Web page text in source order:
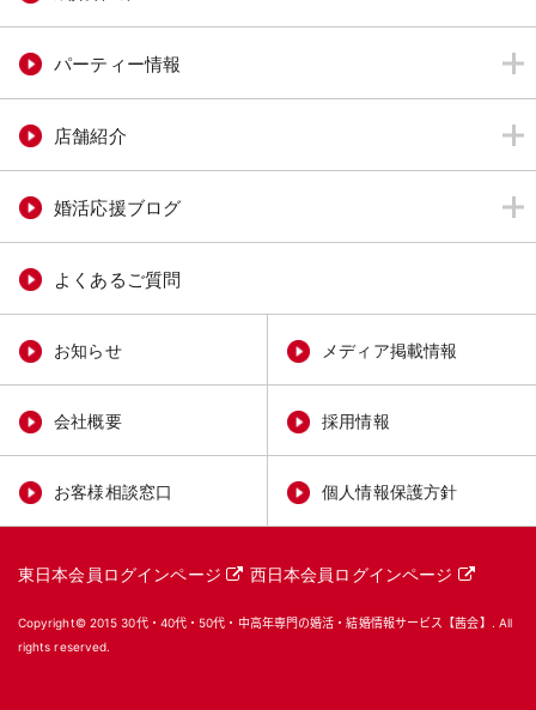
パーティー情報
店舗紹介
婚活応援ブログ
よくあるご質問
お知らせ メディア掲載情報
会社概要 採用情報
お客様相談窓口 個人情報保護方針
東日本会員ログインページ 西日本会員ログインページ
Copyright© 201530代・40代・50代・中高年専門の婚活・結婚情報サービス【茜会】
. All
rights reserved.